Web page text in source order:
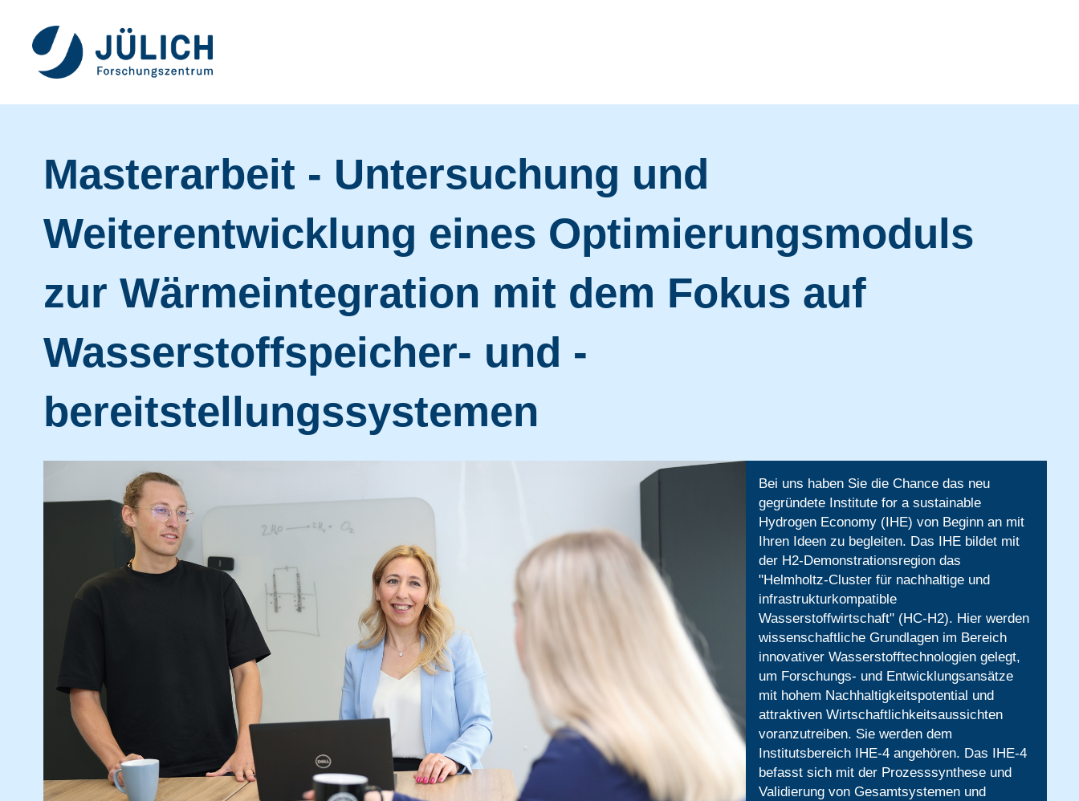
Masterarbeit - Untersuchung und
Weiterentwicklung eines Optimierungsmoduls
zur Wärmeintegration mit dem Fokus auf
Wasserstoffspeicher- und -
bereitstellungssystemen
Bei uns haben Sie die Chance das neu
gegründete Institute for a sustainable
Hydrogen Economy (IHE) von Beginn an mit
Ihren Ideen zu begleiten. Das IHE bildet mit
der H2-Demonstrationsregion das
"Helmholtz-Cluster für nachhaltige und
infrastrukturkompatible
Wasserstoffwirtschaft" (HC-H2). Hier werden
wissenschaftliche Grundlagen im Bereich
innovativer Wasserstofftechnologien gelegt,
um Forschungs- und Entwicklungsansätze
mit hohem Nachhaltigkeitspotential und
attraktiven Wirtschaftlichkeitsaussichten
voranzutreiben. Sie werden dem
Institutsbereich IHE-4 angehören. Das IHE-4
befasst sich mit der Prozesssynthese und
Validierung von Gesamtsystemen und